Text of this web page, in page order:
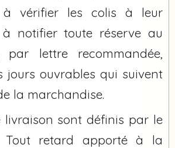
à vérifier les colis à leur
notifier toute réserve au
par lettre recommandée,
jours ouvrables qui suivent
la marchandise.
livraison sont définis par le
Tout retard apporté à la